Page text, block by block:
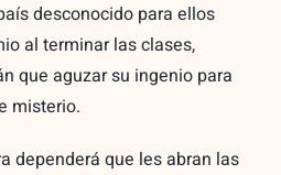
desconocido para ellos
al terminar las clases,
que aguzar su ingenio para
misterio.
dependerá que les abran las